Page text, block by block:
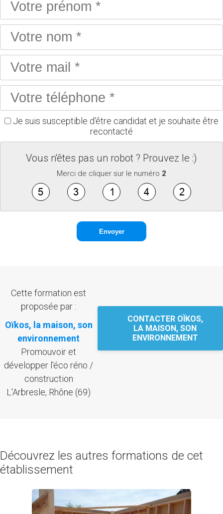
Je suis susceptible d'être candidat et je souhaite être
recontacté
Vous n'êtes pas un robot ? Prouvez le :)
Merci de cliquer sur le numéro 2
Cette formation est
proposée par :
Oïkos, la maison, son
environnement
Promouvoir et
développer l'éco réno /
construction
L'Arbresle, Rhône (69)
CONTACTER OÏKOS,
LA MAISON, SON
ENVIRONNEMENT
Découvrez les autres formations de cet
établissement